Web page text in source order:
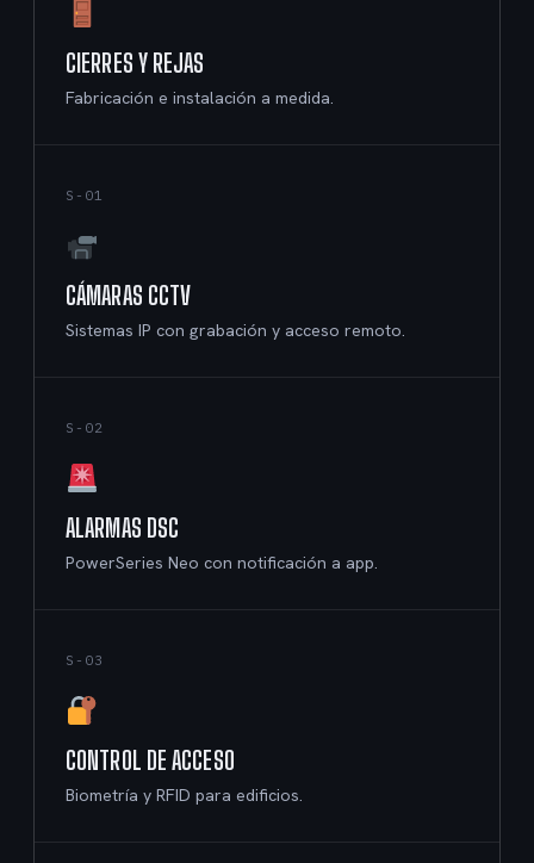
CIERRES Y REJAS
Fabricación e instalación a medida.
S-01
CÁMARAS CCTV
Sistemas IP con grabación y acceso remoto.
S-02
ALARMAS DSC
PowerSeries Neo con notificación a app.
S-03
CONTROL DE ACCESO
Biometría y RFID para edificios.